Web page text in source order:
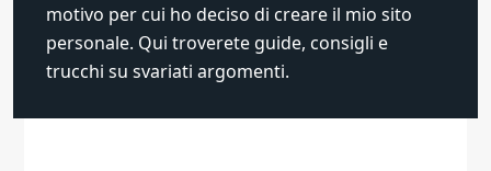
motivo per cui ho deciso di creare il mio sito
personale. Qui troverete guide, consigli e
trucchi su svariati argomenti.